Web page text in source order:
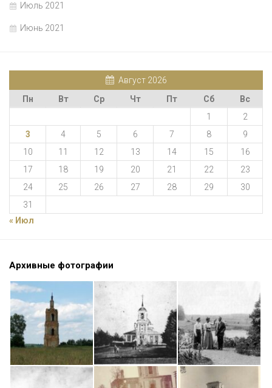
Июль 2021
Июнь 2021
Август 2026
Пн
Вт Ср Чт Пт Сб
Вс
1
2
3
4 5 6 7 8
9
10
11 12 13 14 15
16
17
18 19 20 21 22
23
24
25 26 27 28 29
30
31
« Июл
Архивные фотографии